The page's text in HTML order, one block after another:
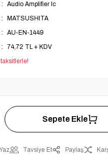
Audio Amplifier Ic
MATSUSHITA
AU-EN-1449
74,72 TL + KDV
Sepete Ekle
Tavsiye Et Paylaş